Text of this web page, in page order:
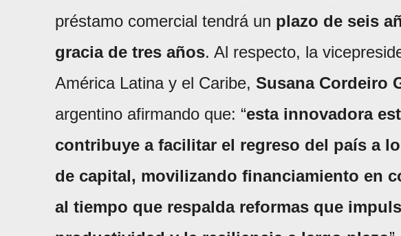
préstamo comercial tendrá un plazo de seis
gracia de tres años. Al respecto, la
América Latina y el Caribe, Susana Cordeiro
argentino afirmando que: “esta innovadora
contribuye a facilitar el regreso del país a
de capital, movilizando financiamiento en
al tiempo que respalda reformas que